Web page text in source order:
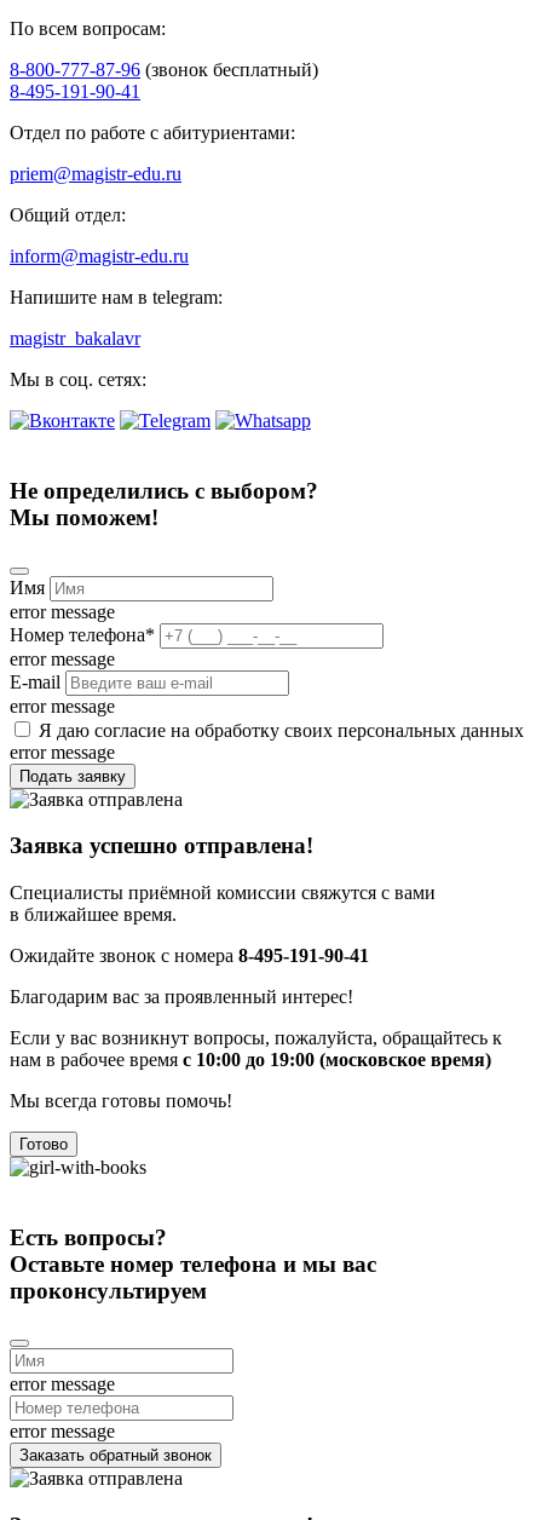
По всем вопросам:
8-800-777-87-96 (звонок бесплатный)
8-495-191-90-41
Отдел по работе с абитуриентами:
priem@magistr-edu.ru
Общий отдел:
inform@magistr-edu.ru
Напишите нам в telegram:
magistr_bakalavr
Мы в соц. сетях:
Не определились с выбором?
Мы поможем!
Имя
error message
Номер телефона*
error message
E-mail
error message
Я даю согласие на обработку своих персональных данных
error message
Подать заявку
Заявка успешно отправлена!
Специалисты приёмной комиссии свяжутся с вами
в ближайшее время.
Ожидайте звонок с номера 8-495-191-90-41
Благодарим вас за проявленный интерес!
Если у вас возникнут вопросы, пожалуйста, обращайтесь к
нам в рабочее время с 10:00 до 19:00 (московское время)
Мы всегда готовы помочь!
Готово
Есть вопросы?
Оставьте номер телефона и мы вас
проконсультируем
error message
error message
Заказать обратный звонок